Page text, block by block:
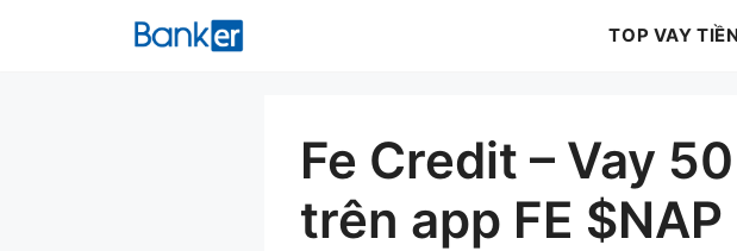
TOP VAY
Fe Credit – Vay
trên app FE $NAP